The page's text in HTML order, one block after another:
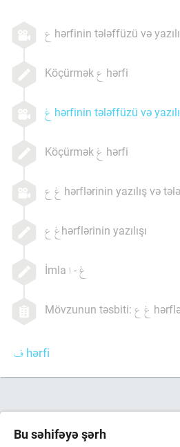
hərfinin tələffüzü və
Köçürmək hərfi
hərfinin tələffüzü və
Köçürmək hərfi
hərflərinin yazılış və
hərflərinin yazılışı
İmla -
Mövzunun təsbiti:
hərfi
Bu səhifəyə şərh